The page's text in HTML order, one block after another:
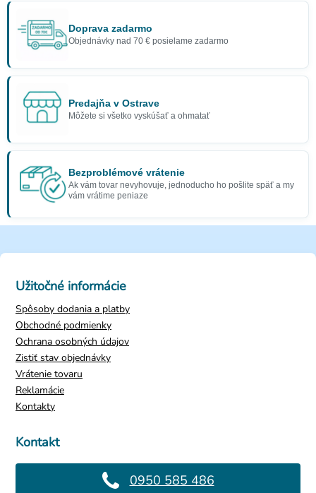
Doprava zadarmo
Objednávky nad 70 € posielame zadarmo
Predajňa v Ostrave
Môžete si všetko vyskúšať a ohmatať
Bezproblémové vrátenie
Ak vám tovar nevyhovuje, jednoducho ho pošlite späť a my
vám vrátime peniaze
Kontakt
0950 585 486
Užitočné informácie
Spôsoby dodania a platby
Obchodné podmienky
Ochrana osobných údajov
Zistiť stav objednávky
Vrátenie tovaru
Reklamácie
Kontakty